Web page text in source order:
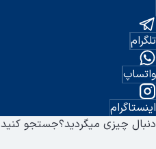
تلگرام
واتساپ
اینستاگرام
دنبال چیزی میگردید؟جستجو کنید